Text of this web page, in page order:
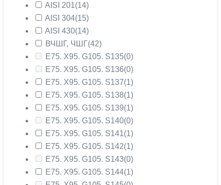
AISI 201(14)
AISI 304(15)
AISI 430(14)
ВЧШГ, ЧШГ(42)
Е75. Х95. G105. S135(0)
Е75. Х95. G105. S136(0)
Е75. Х95. G105. S137(1)
Е75. Х95. G105. S138(1)
Е75. Х95. G105. S139(1)
Е75. Х95. G105. S140(0)
Е75. Х95. G105. S141(1)
Е75. Х95. G105. S142(1)
Е75. Х95. G105. S143(0)
Е75. Х95. G105. S144(1)